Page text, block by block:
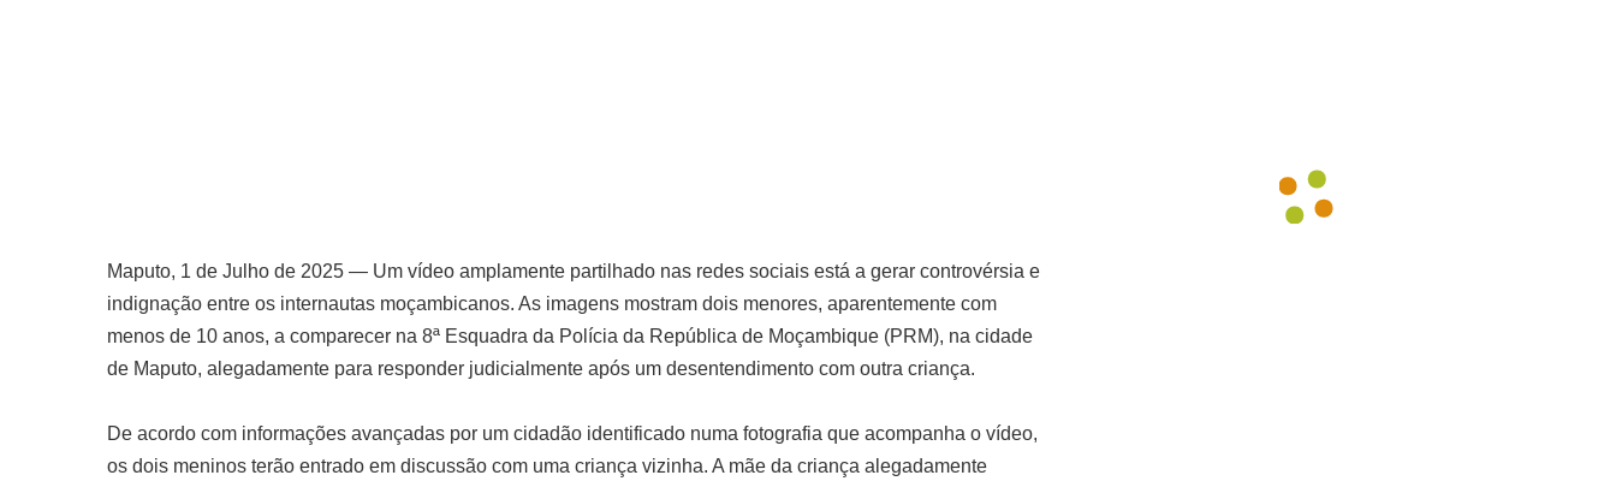
Maputo, 1 de Julho de 2025 — Um vídeo amplamente partilhado nas redes sociais está a gerar controvérsia e
indignação entre os internautas moçambicanos. As imagens mostram dois menores, aparentemente com
menos de 10 anos, a comparecer na 8ª Esquadra da Polícia da República de Moçambique (PRM), na cidade
de Maputo, alegadamente para responder judicialmente após um desentendimento com outra criança.
De acordo com informações avançadas por um cidadão identificado numa fotografia que acompanha o vídeo,
os dois meninos terão entrado em discussão com uma criança vizinha. A mãe da criança alegadamente